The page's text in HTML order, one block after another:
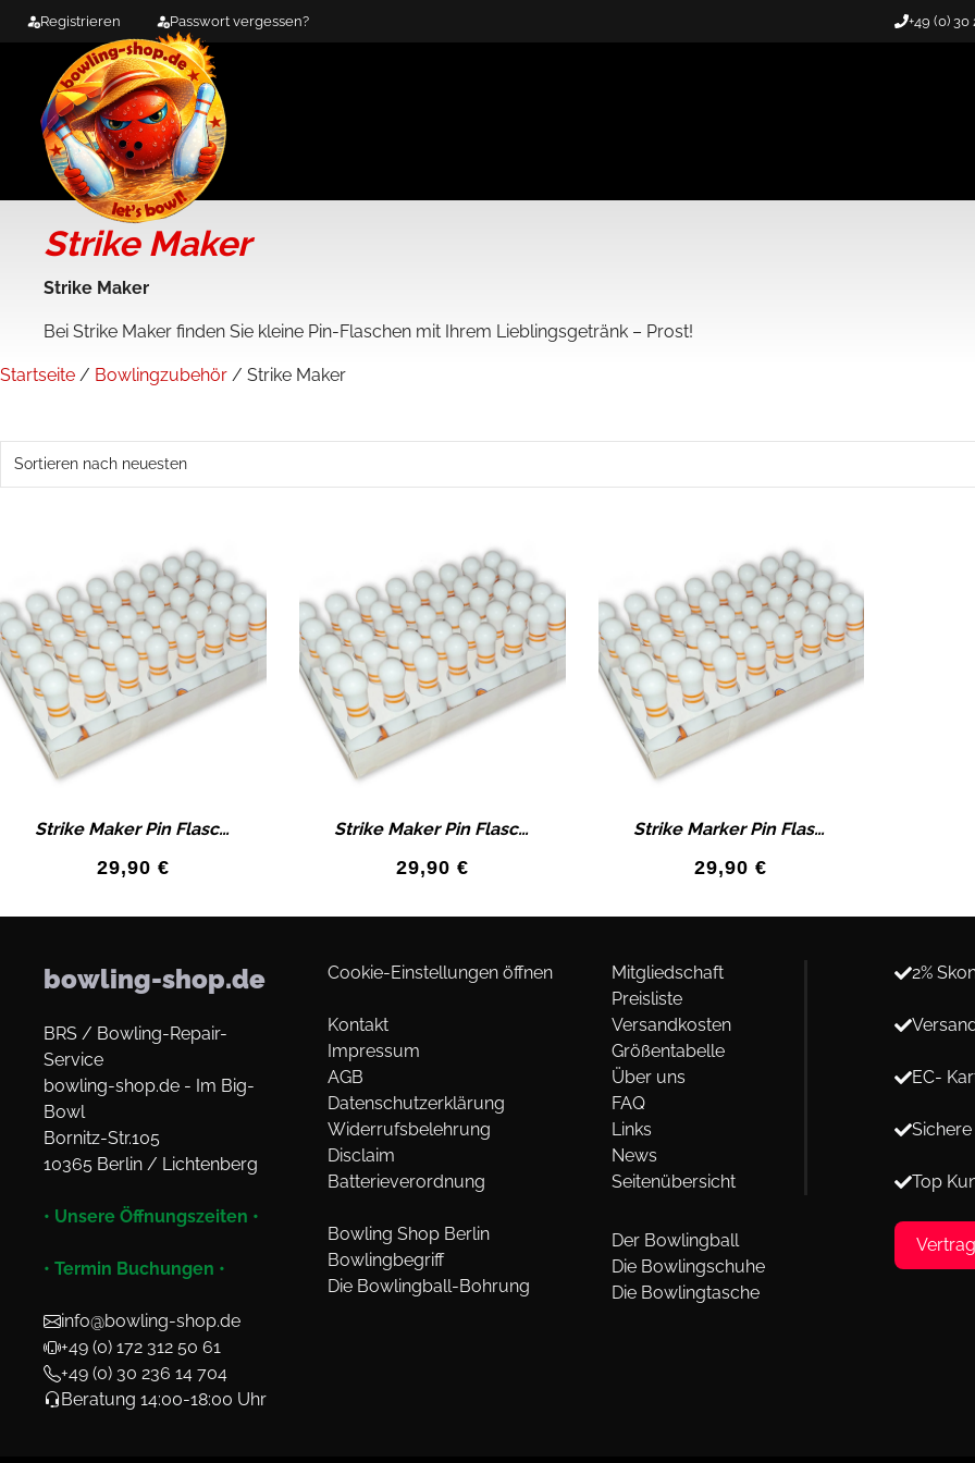
Zum
springen
+49 (0) 30
Registrieren Passwort vergessen?
Strike Maker
Strike Maker
Bei Strike Maker finden Sie kleine Pin-Flaschen mit Ihrem Lieblingsgetränk – Prost!
Startseite / Bowlingzubehör / Strike Maker
Strike Maker Pin Flasche mit Feige 10 Stück im Set
29,90 €
Strike Maker Pin Flasche mit Kräuter 10 Stück im Set
29,90 €
Strike Marker Pin Flasche mit Pfirsich 10 Stück im Set
29,90€
bowling-shop.de
BRS / Bowling-Repair-
Service
bowling-shop.de - Im Big-
Bowl
Bornitz-Str.105
10365 Berlin / Lichtenberg
• Unsere Öffnungszeiten •
• Termin Buchungen •
info@bowling-shop.de
+49 (0) 172 312 50 61
+49 (0) 30 236 14 704
Beratung 14:00-18:00 Uhr
Cookie-Einstellungen öffnen
Kontakt
Impressum
AGB
Datenschutzerklärung
Widerrufsbelehrung
Disclaim
Batterieverordnung
Bowling Shop Berlin
Bowlingbegriff
Die Bowlingball-Bohrung
Mitgliedschaft
Preisliste
Versandkosten
Größentabelle
Über uns
FAQ
Links
News
Seitenübersicht
Der Bowlingball
Die Bowlingschuhe
Die Bowlingtasche
2%
EC-
Top